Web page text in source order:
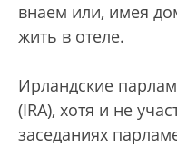
внаем или, имея
жить в отеле.
Ирландские
(IRA), хотя и не
заседаниях